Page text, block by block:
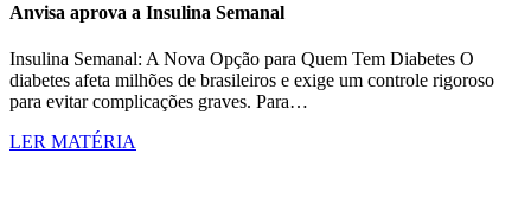
Anvisa aprova a Insulina Semanal
Insulina Semanal: A Nova Opção para Quem Tem Diabetes O
diabetes afeta milhões de brasileiros e exige um controle rigoroso
para evitar complicações graves. Para…
LER MATÉRIA